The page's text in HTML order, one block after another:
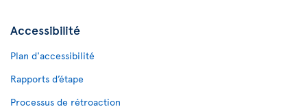
Accessibilité
Plan d'accessibilité
Rapports d’étape
Processus de rétroaction